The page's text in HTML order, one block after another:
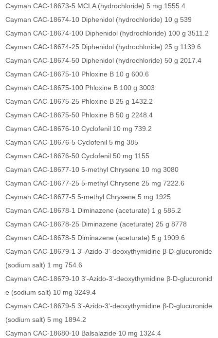
Cayman CAC-18673-5 MCLA (hydrochloride) 5 mg 1555.4
Cayman CAC-18674-10 Diphenidol (hydrochloride) 10 g 539
Cayman CAC-18674-100 Diphenidol (hydrochloride) 100 g 3511.2
Cayman CAC-18674-25 Diphenidol (hydrochloride) 25 g 1139.6
Cayman CAC-18674-50 Diphenidol (hydrochloride) 50 g 2017.4
Cayman CAC-18675-10 Phloxine B 10 g 600.6
Cayman CAC-18675-100 Phloxine B 100 g 3003
Cayman CAC-18675-25 Phloxine B 25 g 1432.2
Cayman CAC-18675-50 Phloxine B 50 g 2248.4
Cayman CAC-18676-10 Cyclofenil 10 mg 739.2
Cayman CAC-18676-5 Cyclofenil 5 mg 385
Cayman CAC-18676-50 Cyclofenil 50 mg 1155
Cayman CAC-18677-10 5-methyl Chrysene 10 mg 3080
Cayman CAC-18677-25 5-methyl Chrysene 25 mg 7222.6
Cayman CAC-18677-5 5-methyl Chrysene 5 mg 1925
Cayman CAC-18678-1 Diminazene (aceturate) 1 g 585.2
Cayman CAC-18678-25 Diminazene (aceturate) 25 g 8778
Cayman CAC-18678-5 Diminazene (aceturate) 5 g 1909.6
Cayman CAC-18679-1 3'-Azido-3'-deoxythymidine β-D-glucuronide
(sodium salt) 1 mg 754.6
Cayman CAC-18679-10 3'-Azido-3'-deoxythymidine β-D-glucuronid
e (sodium salt) 10 mg 3249.4
Cayman CAC-18679-5 3'-Azido-3'-deoxythymidine β-D-glucuronide
(sodium salt) 5 mg 1894.2
Cayman CAC-18680-10 Balsalazide 10 mg 1324.4